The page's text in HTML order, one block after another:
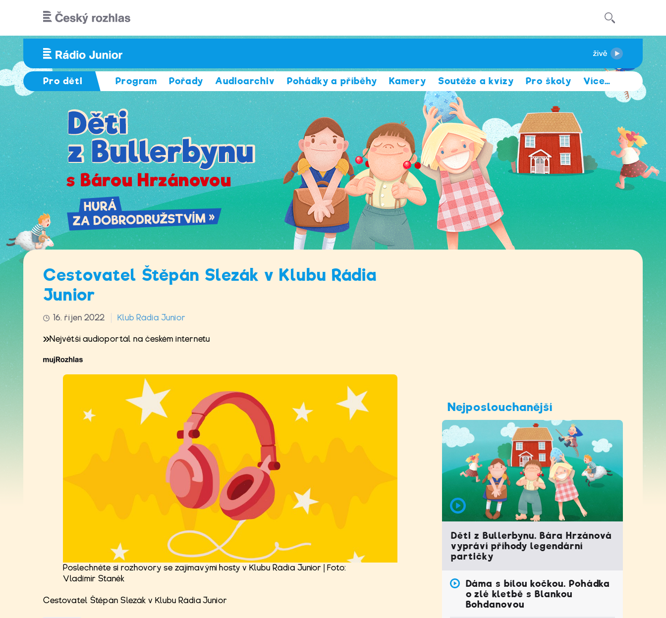
Pro děti Program Pořady Audioarchiv Pohádky a příběhy Kamery Soutěže a kvízy Pro školy Více…
Cestovatel Štěpán Slezák v Klubu Rádia
Junior
16. říjen 2022 Klub Rádia Junior
Největší audioportál na českém internetu
Poslechněte si rozhovory se zajímavými hosty v Klubu Rádia Junior | Foto:
Vladimír Staněk
Cestovatel Štěpán Slezák v Klubu Rádia Junior
Nejposlouchanější
Děti z Bullerbynu. Bára Hrzánová
vypráví příhody legendární
partičky
Dáma s bílou kočkou. Pohádka
o zlé kletbě s Blankou
Bohdanovou